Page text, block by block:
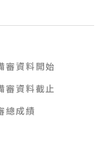
審資料開始
審資料截止
總成績